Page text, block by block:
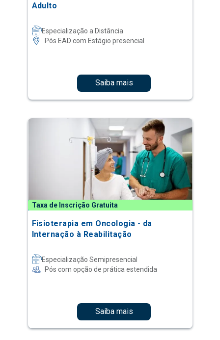
Adulto
Especialização a Distância
Pós EAD com Estágio presencial
Saiba mais
Taxa de Inscrição Gratuita
Fisioterapia em Oncologia - da
Internação à Reabilitação
Especialização Semipresencial
Pós com opção de prática estendida
Saiba mais